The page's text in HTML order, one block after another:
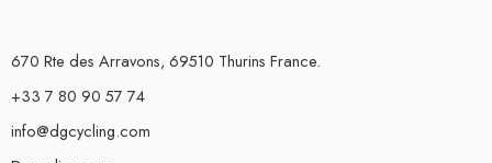
670 Rte des Arravons, 69510 Thurins France.
+33 7 80 90 57 74
info@dgcycling.com